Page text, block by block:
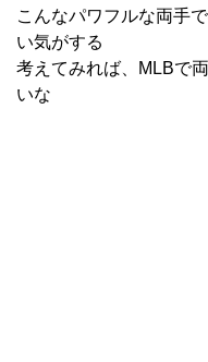
こんなパワフルな両手
い気がする
考えてみれば、MLBで
いな